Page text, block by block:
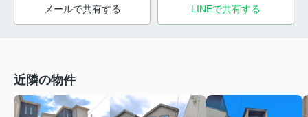
メールで共有する LINEで共有する
近隣の物件